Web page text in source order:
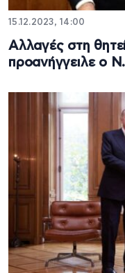
15.12.2023, 14:00
Αλλαγές στη
προανήγγειλε ο